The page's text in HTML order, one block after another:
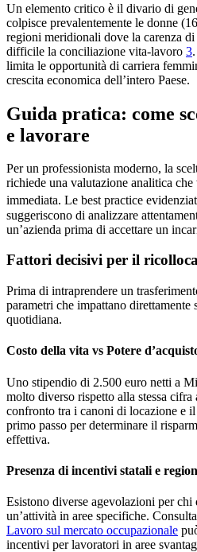
Un elemento critico è il divario di
colpisce prevalentemente le donne
regioni meridionali dove la carenza
difficile la conciliazione vita-lavoro 3
limita le opportunità di carriera
crescita economica dell’intero Paese.
Guida pratica: come
e lavorare
Per un professionista moderno, la
richiede una valutazione analitica
immediata. Le best practice
suggeriscono di analizzare
un’azienda prima di accettare un
Fattori decisivi per il
Prima di intraprendere un
parametri che impattano direttamente
quotidiana.
Costo della vita vs Potere
Uno stipendio di 2.500 euro netti a
molto diverso rispetto alla stessa
confronto tra i canoni di locazione e
primo passo per determinare il
effettiva.
Presenza di incentivi statali e
Esistono diverse agevolazioni per
un’attività in aree specifiche.
Lavoro sul mercato occupazionale
incentivi per lavoratori in aree